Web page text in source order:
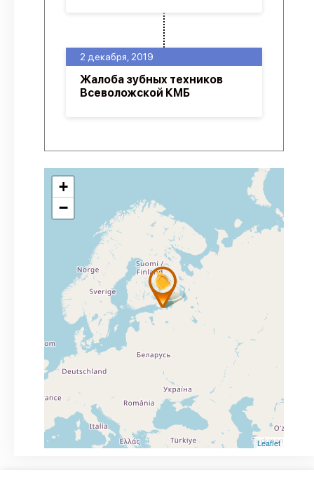
2 декабря, 2019
Жалоба зубных техников
Всеволожской КМБ
+
−
Leaflet